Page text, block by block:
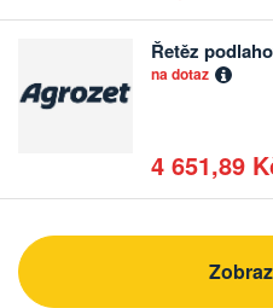
Řetěz
na dotaz
4 651,89
Počet
kusů